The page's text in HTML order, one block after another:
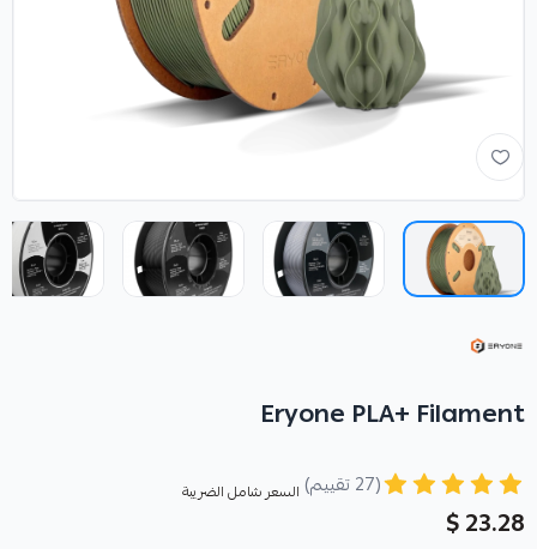
Eryone PLA+ Filament
(27 تقييم) السعر شامل الضريبة
23.28 $